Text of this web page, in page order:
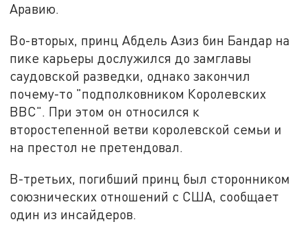
Аравию.
Во-вторых, принц Абдель Азиз бин Бандар на
пике карьеры дослужился до замглавы
саудовской разведки, однако закончил
почему-то "подполковником Королевских
ВВС". При этом он относился к
второстепенной ветви королевской семьи и
на престол не претендовал.
В-третьих, погибший принц был сторонником
союзнических отношений с США, сообщает
один из инсайдеров.